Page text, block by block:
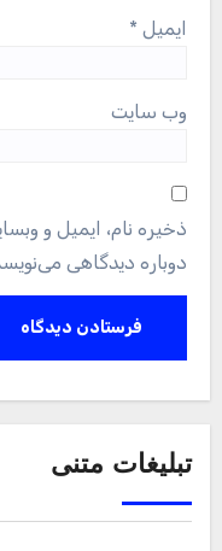
ایمیل *
وب‌ سایت
ذخیره نام، ایمیل و
دوباره دیدگاهی
تبلیغات متنی